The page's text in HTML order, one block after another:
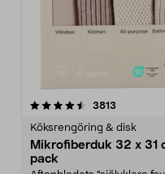
3813
Köksrengöring & disk
Mikrofiberduk 32 x 31
pack
4.0av 5 stjärnor